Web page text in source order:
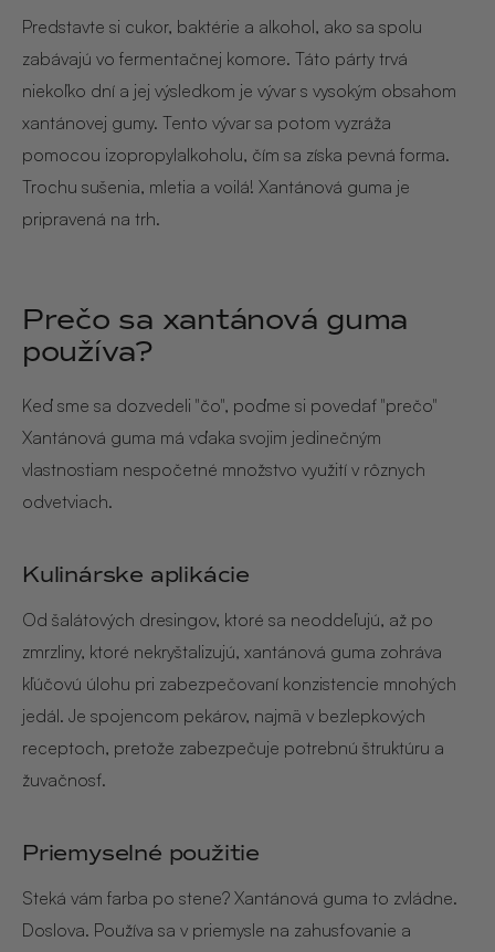
Predstavte si cukor, baktérie a alkohol, ako sa spolu
zabávajú vo fermentačnej komore. Táto párty trvá
niekoľko dní a jej výsledkom je vývar s vysokým obsahom
xantánovej gumy. Tento vývar sa potom vyzráža
pomocou izopropylalkoholu, čím sa získa pevná forma.
Trochu sušenia, mletia a voilá! Xantánová guma je
pripravená na trh.
Prečo sa xantánová guma
používa?
Keď sme sa dozvedeli "čo", poďme si povedať "prečo"
Xantánová guma má vďaka svojim jedinečným
vlastnostiam nespočetné množstvo využití v rôznych
odvetviach.
Kulinárske aplikácie
Od šalátových dresingov, ktoré sa neoddeľujú, až po
zmrzliny, ktoré nekryštalizujú, xantánová guma zohráva
kľúčovú úlohu pri zabezpečovaní konzistencie mnohých
jedál. Je spojencom pekárov, najmä v bezlepkových
receptoch, pretože zabezpečuje potrebnú štruktúru a
žuvačnosť.
Priemyselné použitie
Steká vám farba po stene? Xantánová guma to zvládne.
Doslova. Používa sa v priemysle na zahusťovanie a